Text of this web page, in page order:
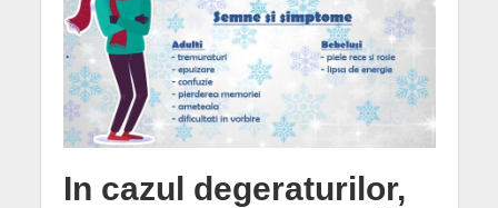
In cazul degeraturilor,